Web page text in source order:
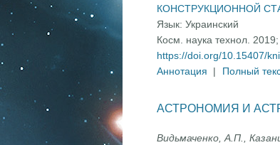
КОНСТРУКЦИОННОЙ
Язык: Украинский
Косм. наука технол.
https://doi.org/10.15407/
Аннотация
| Полный
АСТРОНОМИЯ И
Видьмаченко, А.П.,